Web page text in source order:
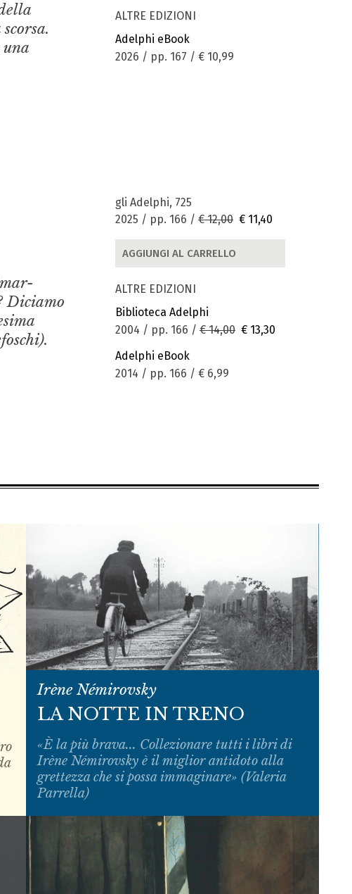
ALTRE EDIZIONI
Adelphi eBook
2026 / pp. 167 / € 10,99
Diciamo
gli Adelphi, 725
2025 / pp. 166 / € 12,00 € 11,40
AGGIUNGI AL CARRELLO
ALTRE EDIZIONI
Biblioteca Adelphi
2004 / pp. 166 / € 14,00 € 13,30
Adelphi eBook
2014 / pp. 166 / € 6,99
Irène Némirovsky
LA NOTTE IN TRENO
«È la più brava... Collezionare tutti i libri di
Irène Némirovsky è il miglior antidoto alla
grettezza che si possa immaginare» (Valeria
Parrella)